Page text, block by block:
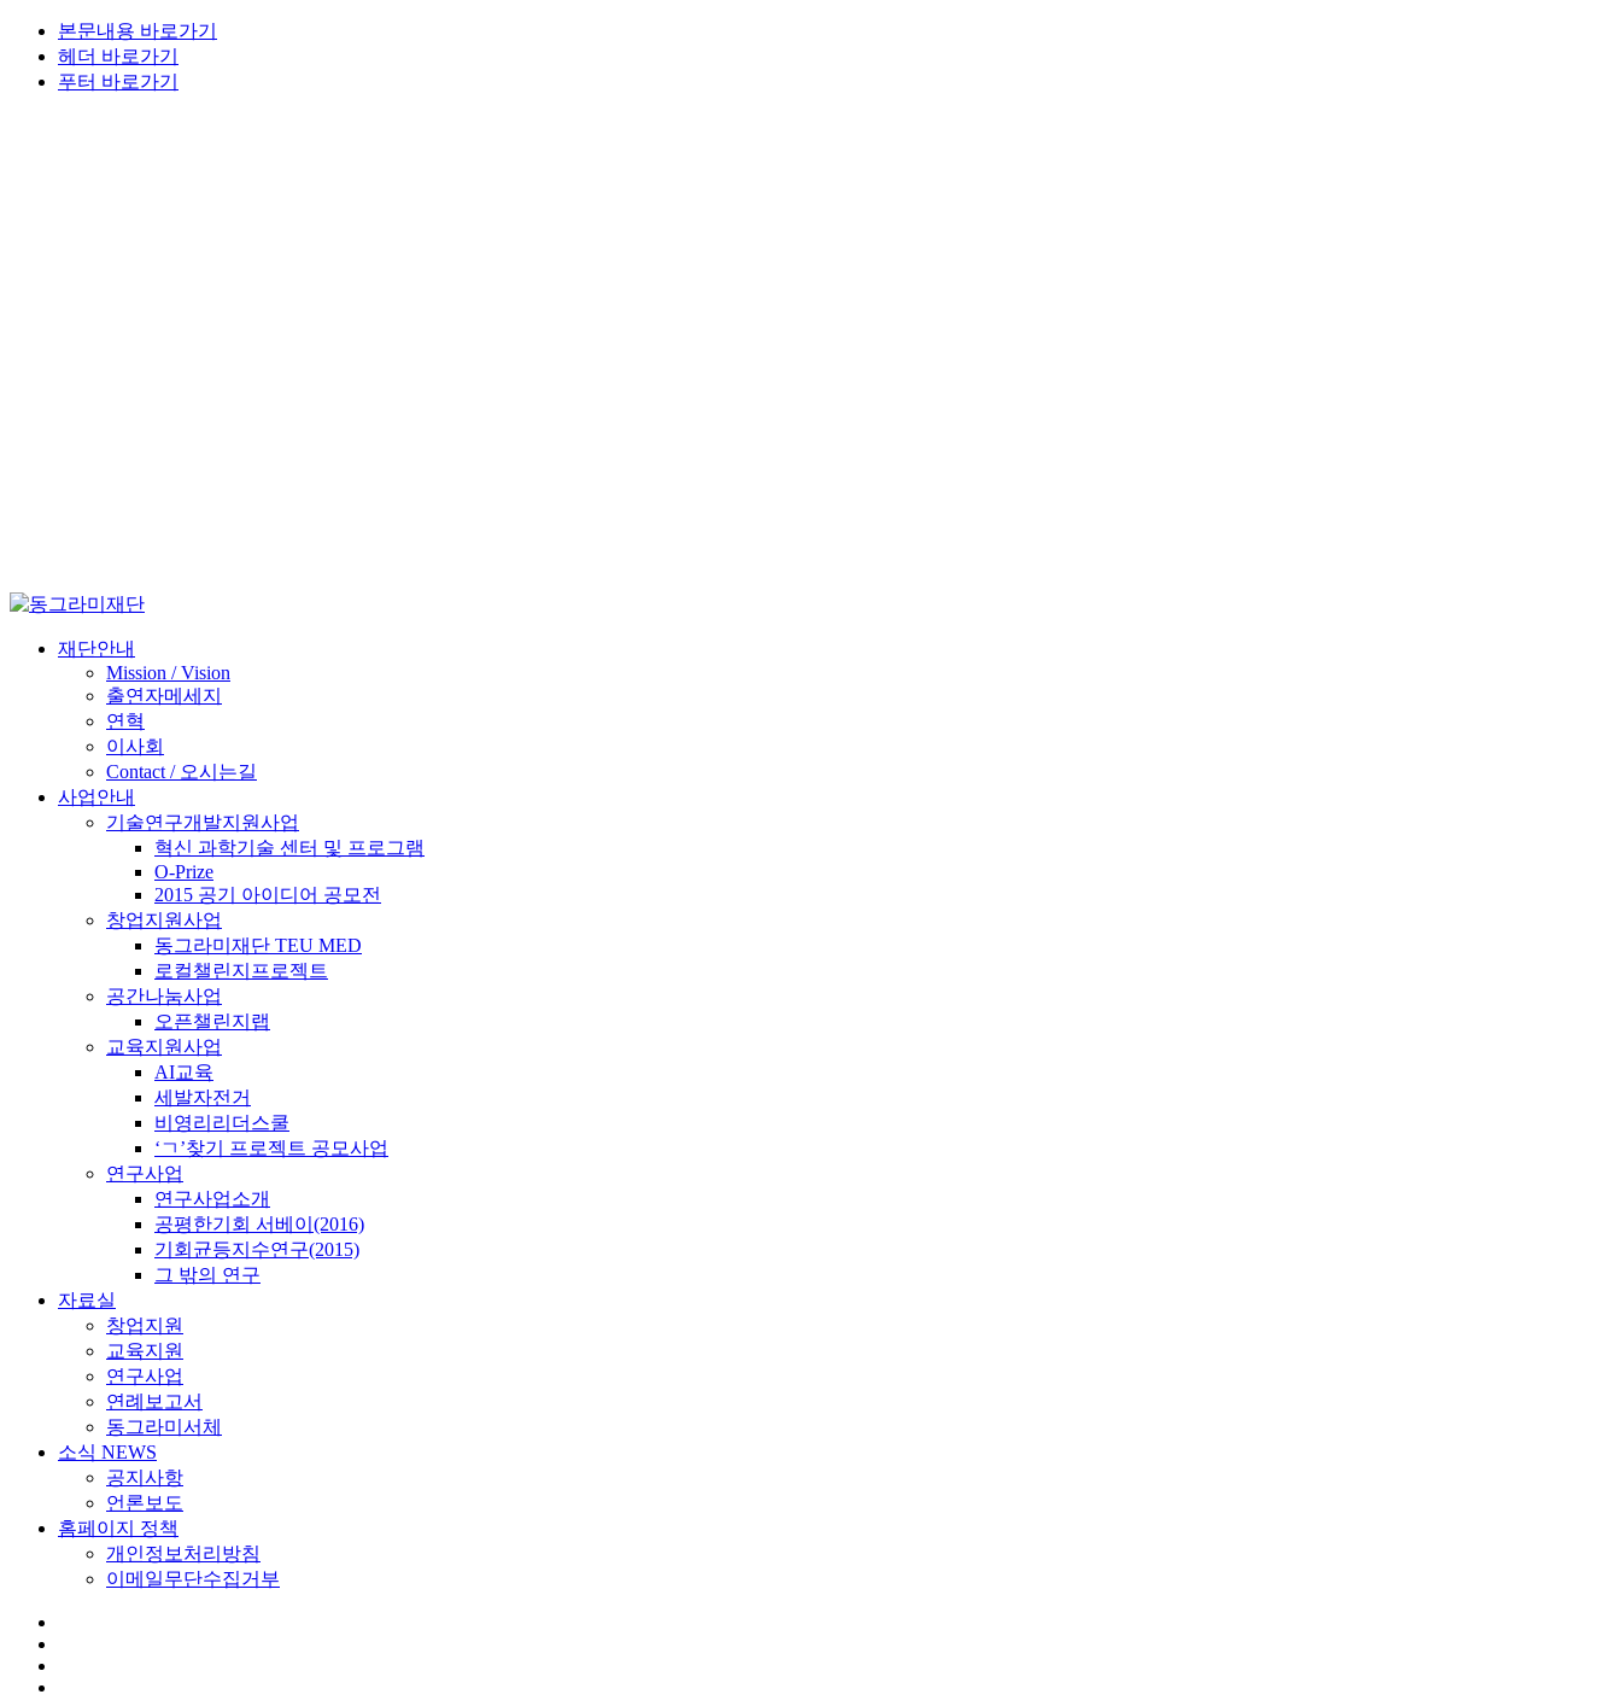
본문내용 바로가기
헤더 바로가기
푸터 바로가기
재단안내
Mission / Vision
출연자메세지
연혁
이사회
Contact / 오시는길
사업안내
기술연구개발지원사업
혁신 과학기술 센터 및 프로그램
O-Prize
2015 공기 아이디어 공모전
창업지원사업
동그라미재단 TEU MED
로컬챌린지프로젝트
공간나눔사업
오픈챌린지랩
교육지원사업
AI교육
세발자전거
비영리리더스쿨
‘ㄱ’찾기 프로젝트 공모사업
연구사업
연구사업소개
공평한기회 서베이(2016)
기회균등지수연구(2015)
그 밖의 연구
자료실
창업지원
교육지원
연구사업
연례보고서
동그라미서체
소식 NEWS
공지사항
언론보도
홈페이지 정책
개인정보처리방침
이메일무단수집거부